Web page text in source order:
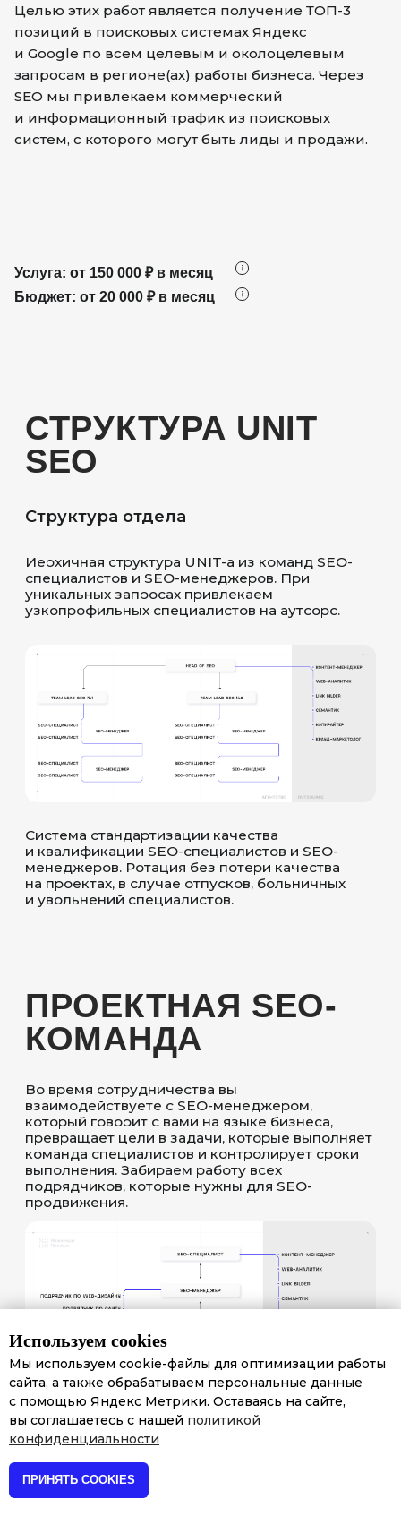
Целью этих работ является получение ТОП-3
позиций в поисковых системах Яндекс
и Google по всем целевым и околоцелевым
запросам в регионе(ах) работы бизнеса. Через
SEO мы привлекаем коммерческий
и информационный трафик из поисковых
систем, с которого могут быть лиды и продажи.
Услуга: от 150 000 ₽ в месяц
Бюджет: от 20 000 ₽ в месяц
Используем cookies
Мы используем cookie-файлы для оптимизации работы
сайта, а также обрабатываем персональные данные
с помощью Яндекс Метрики. Оставаясь на сайте,
вы соглашаетесь с нашей политикой
конфиденциальности
ПРИНЯТЬ COOKIES